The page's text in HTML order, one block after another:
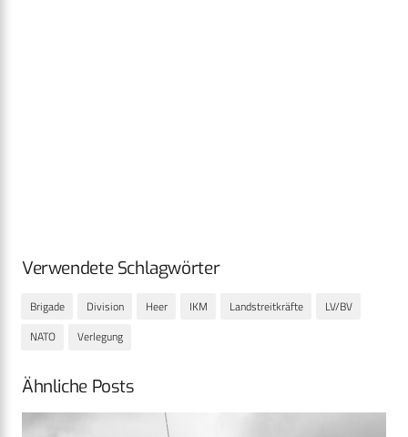
Verwendete Schlagwörter
Brigade Division Heer IKM Landstreitkräfte
LV/BV
NATO
Verlegung
Ähnliche Posts